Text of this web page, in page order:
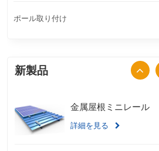
ポール取り付け
新製品
金属屋根ミニレール
詳細を見る